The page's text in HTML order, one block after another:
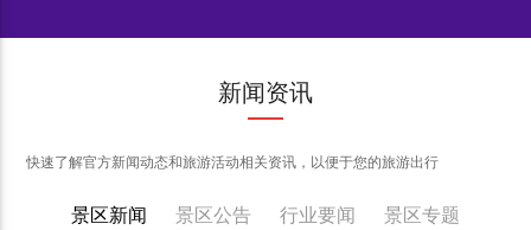
新闻资讯
快速了解官方新闻动态和旅游活动相关资讯，以便于您的旅游出行
景区新闻 景区公告 行业要闻 景区专题